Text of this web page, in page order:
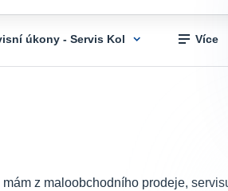
úkony - Servis Kol Více
z maloobchodního prodeje,